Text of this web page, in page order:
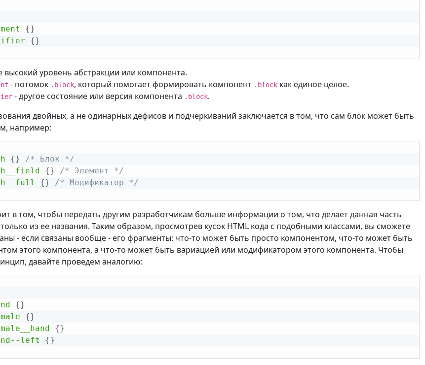
{}
{}
высокий уровень абстракции или компонента.
- потомок .block, который помогает формировать компонент .block как единое целое.
- другое состояние или версия компонента .block.
двойных, а не одинарных дефисов и подчеркиваний заключается в том, что сам блок может быть
например:
{}
/* Блок */
{}
/* Элемент */
full
{} /* Модификатор */
в том, чтобы передать другим разработчикам больше информации о том, что делает данная часть
из ее названия. Таким образом, просмотрев кусок HTML кода с подобными классами, вы сможете
- если связаны вообще - его фрагменты: что-то может быть просто компонентом, что-то может быть
этого компонента, а что-то может быть вариацией или модификатором этого компонента. Чтобы
давайте проведем аналогию:
{}
{}
{}
left
{}